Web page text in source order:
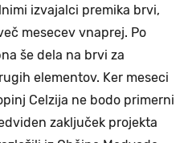
izvajalci premika brvi,
mesecev vnaprej. Po
še dela na brvi za
elementov. Ker meseci
Celzija ne bodo primerni
zaključek projekta